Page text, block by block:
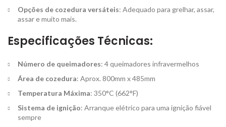
Opções de cozedura versáteis: Adequado para grelhar, assar,
assar e muito mais.
Especificações Técnicas:
Número de queimadores: 4 queimadores infravermelhos
Área de cozedura: Aprox. 800mm x 485mm
Temperatura Máxima: 350°C (662°F)
Sistema de ignição: Arranque elétrico para uma ignição fiável
sempre